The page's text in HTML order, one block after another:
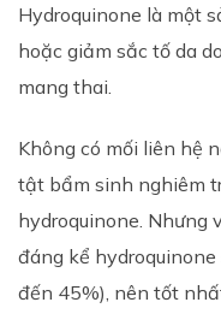
Hydroquinone là một
hoặc giảm sắc tố da
mang thai.
Không có mối liên hệ
tật bẩm sinh nghiêm
hydroquinone. Nhưng
đáng kể
đến 45%), nên tốt